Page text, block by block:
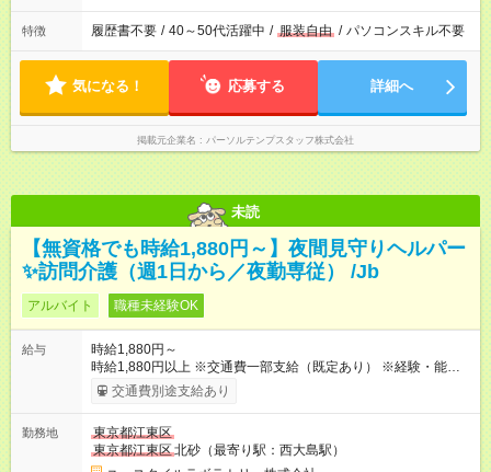
特徴 履歴書不要 / 40～50代活躍中 / 服装自由 / パソコンスキル不要
気になる！ 応募する 詳細へ
掲載元企業名 パーソルテンプスタッフ株式会社
未読
【無資格でも時給1,880円～】夜間見守りヘルパー
✨訪問介護（週1日から／夜勤専従） /Jb
アルバイト 職種未経験OK
給与
時給1,880円～
時給1,880円以上 ※交通費一部支給（既定あり） ※経験・能力を
考慮して決定します 【収入例】 週1回勤務の場合：1,880円×8時
間×4回=6万0,160円 週3回勤務の場合：1,880円×8時間×12回
月 ※ 雇用形態と給与に、本採用時と異なる部分があります。 雇
用形態：本採用時と同じです。 給与：時給 1,660円以上
交通費別途支給あり
勤務地
東京都江東区
東京都江東区北砂（最寄り駅：西大島駅）